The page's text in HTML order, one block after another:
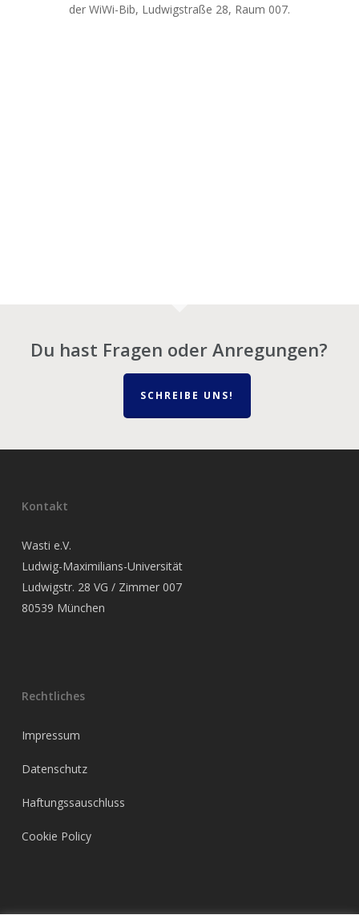
der WiWi-Bib, Lud­wig­stra­ße 28, Raum 007.
Du hast Fragen oder Anregungen?
SCHREIBE UNS!
Kontakt
Wasti e.V.
Ludwig-Maximilians-Universität
Ludwigstr. 28 VG / Zimmer 007
80539 München
Rechtliches
Impressum
Datenschutz
Haftungssauschluss
Cookie Policy